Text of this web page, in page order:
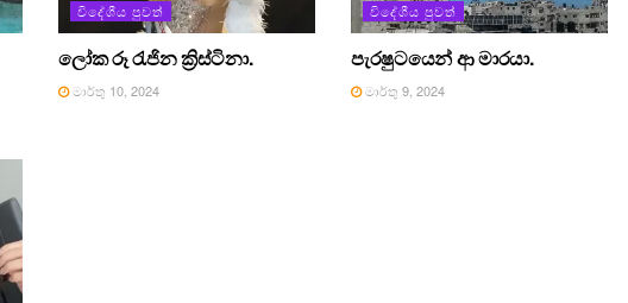
විදේශීය පුවත්
ලෝක රූ රැජින ක්‍රිස්ටිනා.
මාර්තු 10, 2024
විදේශීය පුවත්
පැරෂුටයෙන් ආ මාරයා.
මාර්තු 9, 2024